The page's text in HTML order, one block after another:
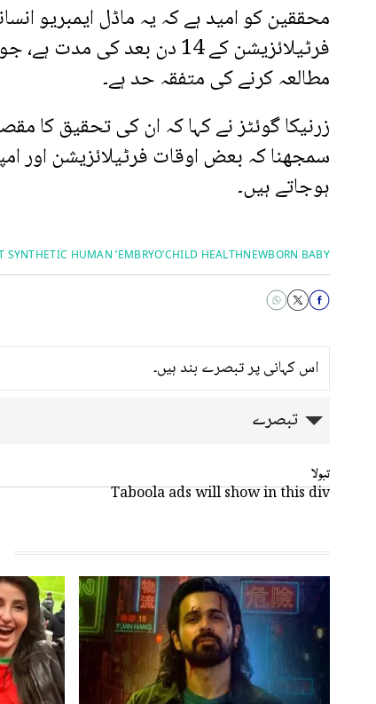
محققین کو امید ہے کہ یہ ماڈل ایمبریو
فرٹیلائزیشن کے 14 دن بعد
مطالعہ کرنے کی متفقہ حد ہے۔
زرنیکا گوئٹز نے کہا کہ ان کی تحقیق کا
سمجھنا کہ بعض اوقات فرٹیلائزیشن اور
ہوجاتے ہیں۔
NEWBORN BABY
CHILD HEALTH
SYNTHETIC HUMAN ’EMBRYO’
اس کہانی پر تبصرے بند ہیں۔
تبصرے
تبولا
Taboola ads will show in this div